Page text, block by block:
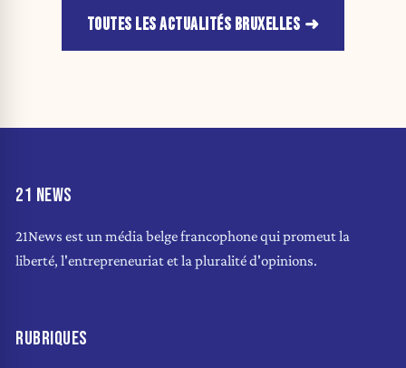
TOUTES LES ACTUALITÉS BRUXELLES
21 NEWS
21News est un média belge francophone qui promeut la
liberté, l'entrepreneuriat et la pluralité d'opinions.
RUBRIQUES